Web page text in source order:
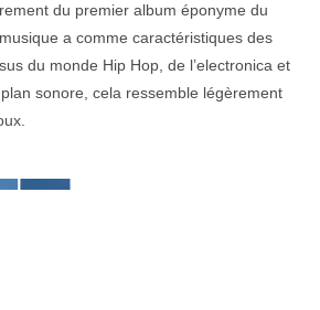
du premier album éponyme du
a comme caractéristiques des
du monde Hip Hop, de l’electronica et
sonore, cela ressemble légèrement